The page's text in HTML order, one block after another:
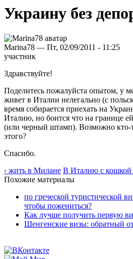
Украину без
Marina78 — Пт, 02/09/2011 - 11:25
участник
Здравствуйте!
Поделитесь пожалуйста опытом, у
живет в Италии нелегально (с
время собирается приехать на
Италию, но боится что на границе
(или черный штамп). Возможно кто-
этого?
Спасибо.
‹ жить в Милане В Италию с кошкой
Похожие материалы
по греческой туристической
чтобы пожениться?
Как лучше получить первую
Шенгенские визы: обратный